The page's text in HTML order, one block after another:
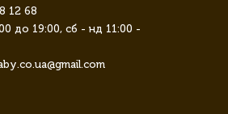
12 68
до 19:00, сб - нд 11:00 -